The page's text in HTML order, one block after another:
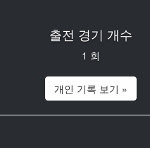
출전 경기 개수
1 회
개인 기록 보기 »